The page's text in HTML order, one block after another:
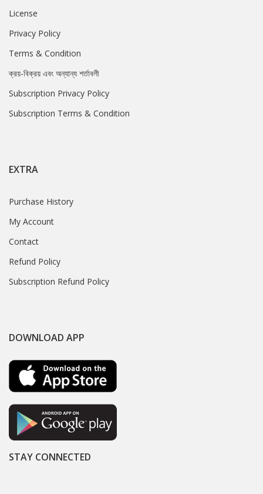
License
Privacy Policy
Terms & Condition
ক্রয়-বিক্রয় এবং অন্যান্য শর্তাবলী
Subscription Privacy Policy
Subscription Terms & Condition
EXTRA
Purchase History
My Account
Contact
Refund Policy
Subscription Refund Policy
DOWNLOAD APP
STAY CONNECTED